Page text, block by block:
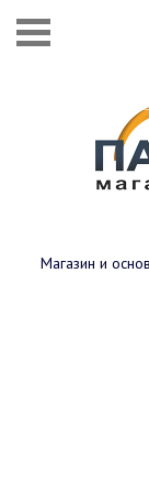
Магазин и